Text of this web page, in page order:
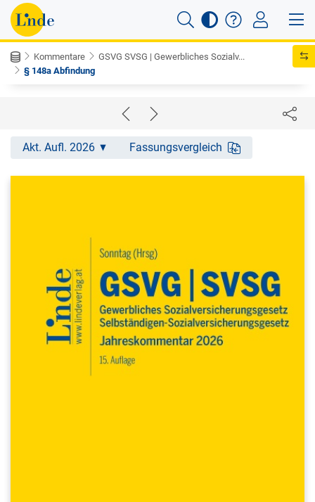
Kommentare
GSVG SVSG | Gewerbliches Sozialv...
§ 148a Abfindung
Akt. Aufl. 2026 Fassungsvergleich